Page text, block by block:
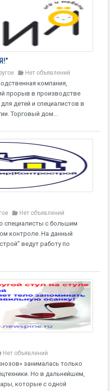
Нет объявлений
компания,
прорыв в производстве
детей и специалистов в
Торговый дом...
Нет объявлений
специалисты с большим
контроле. На данный
ведут работу по
Нет объявлений
занималась только
Но в дальнейшем,
которые с одной